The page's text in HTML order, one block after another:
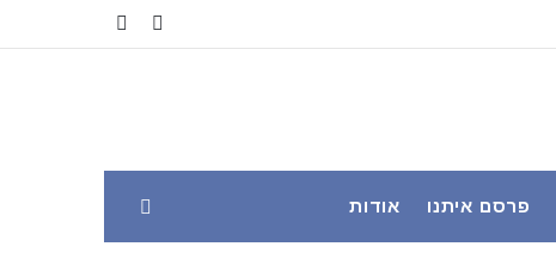
Facebook
פרסם איתנו אודות